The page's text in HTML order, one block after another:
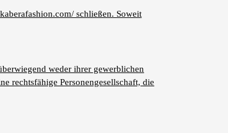
schließen. Soweit
weder ihrer gewerblichen
rechtsfähige Personengesellschaft, die